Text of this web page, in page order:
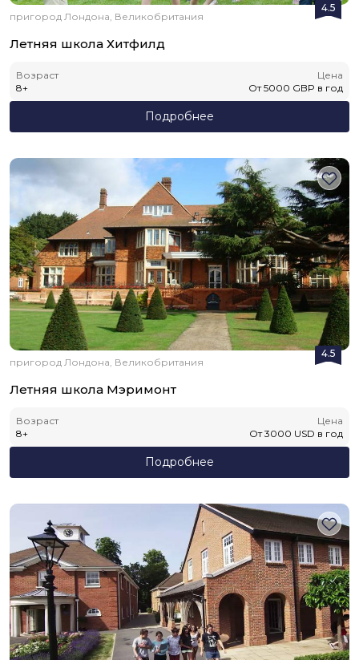
4.5
пригород Лондона, Великобритания
Летняя школа Хитфилд
Возраст
8+
Цена
От 5000 GBP в год
Подробнее
4.5
пригород Лондона, Великобритания
Летняя школа Мэримонт
Возраст
8+
Цена
От 3000 USD в год
Подробнее